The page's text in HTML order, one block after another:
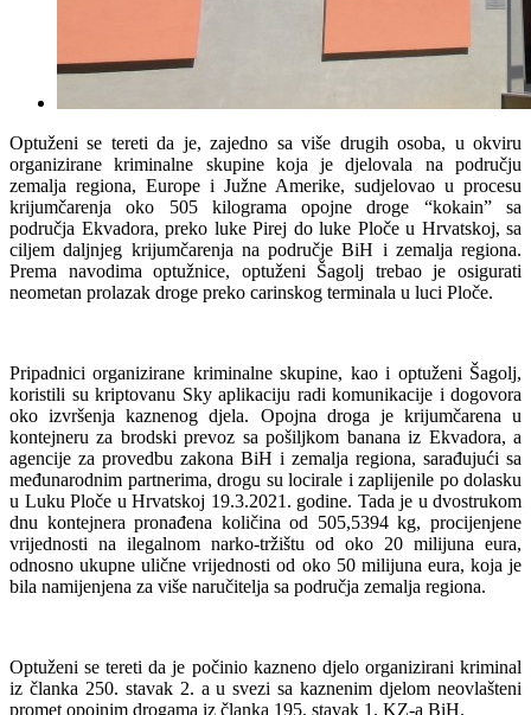
Optuženi se tereti da je, zajedno sa više drugih osoba, u okviru
organizirane kriminalne skupine koja je djelovala na području
zemalja regiona, Europe i Južne Amerike, sudjelovao u procesu
krijumčarenja oko 505 kilograma opojne droge “kokain” sa
područja Ekvadora, preko luke Pirej do luke Ploče u Hrvatskoj, sa
ciljem daljnjeg krijumčarenja na područje BiH i zemalja regiona.
Prema navodima optužnice, optuženi Šagolj trebao je osigurati
neometan prolazak droge preko carinskog terminala u luci Ploče.
Pripadnici organizirane kriminalne skupine, kao i optuženi Šagolj,
koristili su kriptovanu Sky aplikaciju radi komunikacije i dogovora
oko izvršenja kaznenog djela. Opojna droga je krijumčarena u
kontejneru za brodski prevoz sa pošiljkom banana iz Ekvadora, a
agencije za provedbu zakona BiH i zemalja regiona, sarađujući sa
međunarodnim partnerima, drogu su locirale i zaplijenile po dolasku
u Luku Ploče u Hrvatskoj 19.3.2021. godine. Tada je u dvostrukom
dnu kontejnera pronađena količina od 505,5394 kg, procijenjene
vrijednosti na ilegalnom narko-tržištu od oko 20 milijuna eura,
odnosno ukupne ulične vrijednosti od oko 50 milijuna eura, koja je
bila namijenjena za više naručitelja sa područja zemalja regiona.
Optuženi se tereti da je počinio kazneno djelo organizirani kriminal
iz članka 250. stavak 2. a u svezi sa kaznenim djelom neovlašteni
promet opojnim drogama iz članka 195. stavak 1. KZ-a BiH.